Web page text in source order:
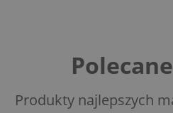
Produkty najlepszych